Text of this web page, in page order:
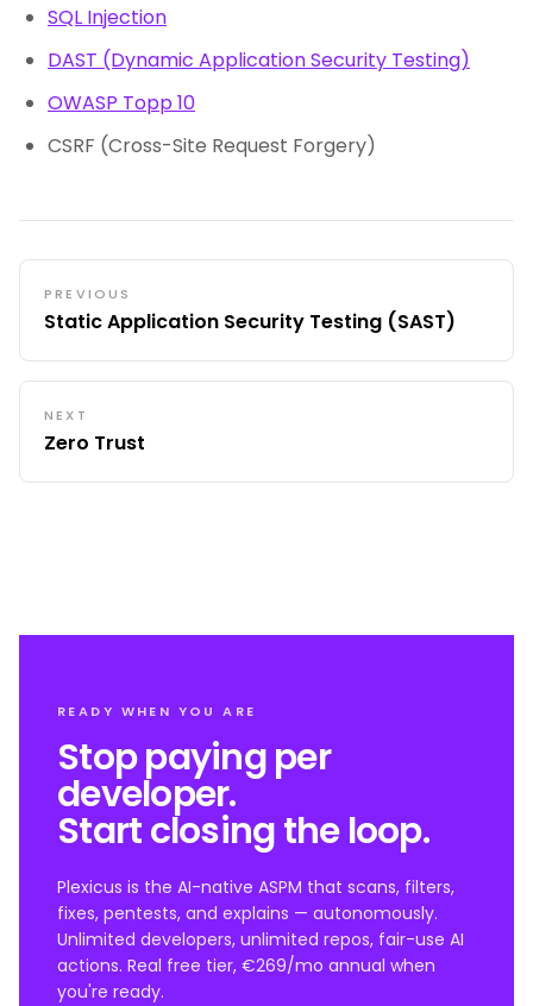
SQL Injection
DAST (Dynamic Application Security Testing)
OWASP Topp 10
CSRF (Cross-Site Request Forgery)
PREVIOUS
Static Application Security Testing (SAST)
NEXT
Zero Trust
READY WHEN YOU ARE
Stop paying per
developer.
Start closing the loop.
Plexicus is the AI-native ASPM that scans, filters,
fixes, pentests, and explains — autonomously.
Unlimited developers, unlimited repos, fair-use AI
actions. Real free tier, €269/mo annual when
you're ready.